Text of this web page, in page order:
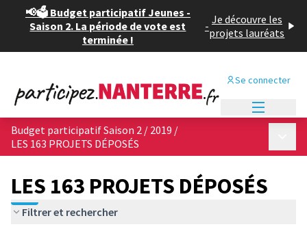
📢🗳️ Budget participatif Jeunes -
Saison 2. La période de vote est
terminée !
- Je découvre les
projets lauréats
Se connecter
Budget participatif Saison 2 / 2019 /
LES 163 PROJETS DÉPOSÉS
LES 163 PROJETS DÉPOSÉS
Filtrer et rechercher